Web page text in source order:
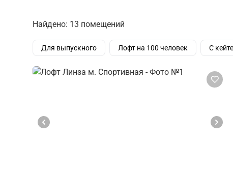
Найдено: 13 помещений
Для выпускного Лофт на 100 человек С